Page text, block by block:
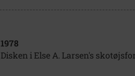
1978
Disken i Else A. Larsen's